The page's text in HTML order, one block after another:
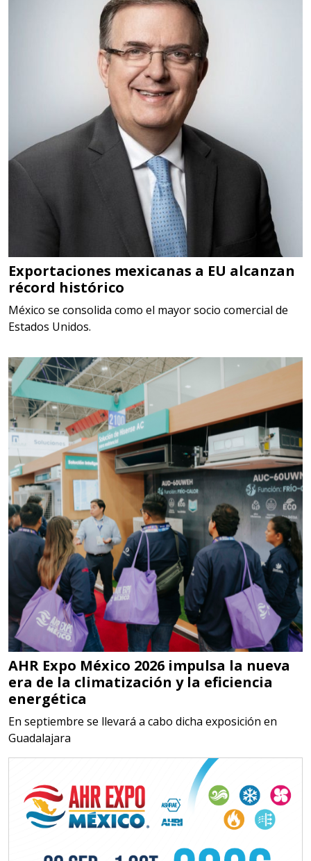
Especificaciones:
TORQUE CONTROLADO,
MECANICOS, ELECTRONICOS,
DIGITALES, MULTIPLICADORES,
PARA PUNTAS,
Aplicar al Requerimiento
Empresa en Estado de México
SCRAP
Somos Proveedores de GESTION
DE RESIDUOS Y DESTRUCCION
FISCAL
Aplicar al Requerimiento
Empresa en Jalisco
Requiere:
MATERIALES PARA SELLOS DE
SISTEMAS DE ESCAPE
Especificaciones:
Requisitos: Garantizar composición
química y origen adecuados
(especialmente para grafito) y
contar con sistemas de calidad y
gestión ambiental.
Aplicar al Requerimiento
Empresa en Jalisco
Requiere:
MATERIALES PARA SELLOS DE
BATERÍAS DE LITIO
Especificaciones:
Para vehículos eléctricos.
Requisitos: Garantizar composición
química y origen adecuados
(especialmente para grafito) y
contar con sistemas de calidad y
gestión ambiental.
Exportaciones mexicanas a EU alcanzan
récord histórico
México se consolida como el mayor socio comercial de
Estados Unidos.
AHR Expo México 2026 impulsa la nueva
era de la climatización y la eficiencia
energética
En septiembre se llevará a cabo dicha exposición en
Guadalajara